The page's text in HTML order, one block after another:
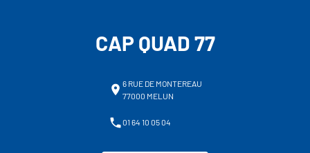
CAP QUAD 77
6 RUE DE MONTEREAU
77000 MELUN
01 64 10 05 04